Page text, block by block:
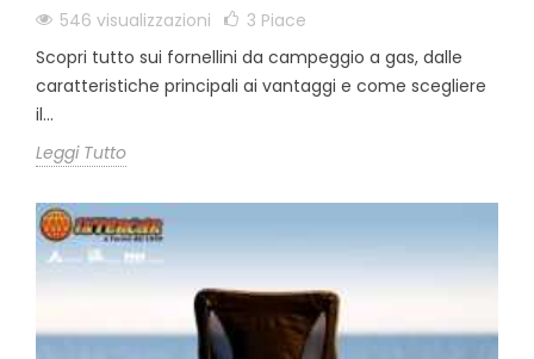
546 visualizzazioni 3 Piace
Scopri tutto sui fornellini da campeggio a gas, dalle
caratteristiche principali ai vantaggi e come scegliere
il...
Leggi Tutto